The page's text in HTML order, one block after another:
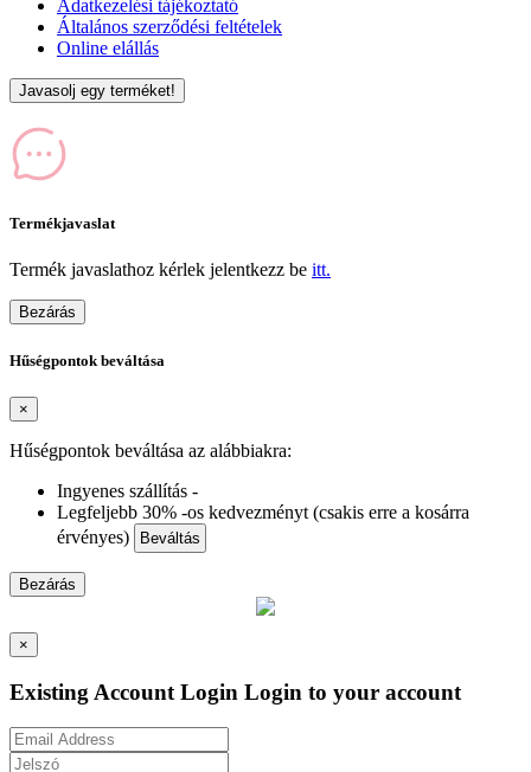
Adatkezelési tájékoztató
Általános szerződési feltételek
Online elállás
Javasolj egy terméket!
Termékjavaslat
Termék javaslathoz kérlek jelentkezz be itt.
Bezárás
Hűségpontok beváltása
×
Hűségpontok beváltása az alábbiakra:
Ingyenes szállítás -
Legfeljebb 30% -os kedvezményt (csakis erre a kosárra
érvényes)
Beváltás
Bezárás
×
Existing Account Login Login to your account